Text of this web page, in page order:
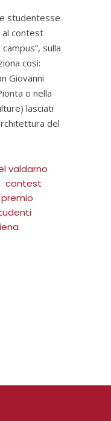
studentesse
contest
sulla
così:
Giovanni
o nella
lasciati
del
valdarno
contest
premio